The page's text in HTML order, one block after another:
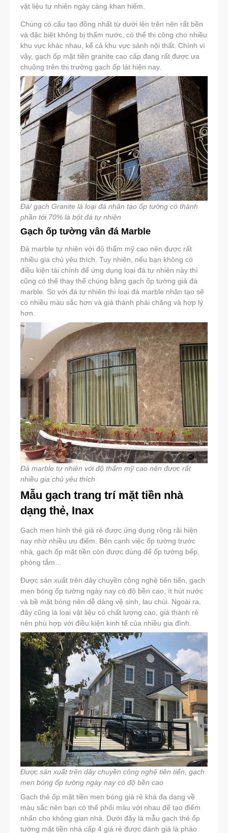
vật liệu tự nhiên ngày càng khan hiếm.
Chúng có cấu tạo đồng nhất từ dưới lên trên nên rất bền
và đặc biệt không bị thấm nước, có thể thi công cho nhiều
khu vực khác nhau, kể cả khu vực sảnh nội thất. Chính vì
vậy, gạch ốp mặt tiền granite cao cấp đang rất được ưa
chuộng trên thị trường gạch ốp lát hiện nay.
Đá/ gạch Granite là loại đá nhân tạo ốp tường có thành
phần tới 70% là bột đá tự nhiên
Gạch ốp tường vân đá Marble
Đá marble tự nhiên với độ thẩm mỹ cao nên được rất
nhiều gia chủ yêu thích. Tuy nhiên, nếu bạn không có
điều kiện tài chính để ứng dụng loại đá tự nhiên này thì
cũng có thể thay thế chúng bằng gạch ốp tường giả đá
marble. So với đá tự nhiên thì loại đá marble nhân tạo sẽ
có nhiều màu sắc hơn và giá thành phải chăng và hợp lý
hơn.
Đá marble tự nhiên với độ thẩm mỹ cao nên được rất
nhiều gia chủ yêu thích
Mẫu gạch trang trí mặt tiền nhà
dạng thẻ, Inax
Gạch men hình thẻ giá rẻ được ứng dụng rộng rãi hiện
nay nhờ nhiều ưu điểm. Bên cạnh việc ốp tường trước
nhà, gạch ốp mặt tiền còn được dùng để ốp tường bếp,
phòng tắm…
Được sản xuất trên dây chuyền công nghệ tiên tiến, gạch
men bóng ốp tường ngày nay có độ bền cao, ít hút nước
và bề mặt bóng nên dễ dàng vệ sinh, lau chùi. Ngoài ra,
đây cũng là loại vật liệu có chất lượng cao, giá thành rẻ
nên phù hợp với điều kiện kinh tế của nhiều gia đình.
Được sản xuất trên dây chuyền công nghệ tiên tiến, gạch
men bóng ốp tường ngày nay có độ bền cao
Gạch thẻ ốp mặt tiền men bóng giá rẻ khá đa dạng về
màu sắc nên bạn có thể phối màu với nhau để tạo điểm
nhấn cho không gian nhà. Dưới đây là mẫu gạch thẻ ốp
tường mặt tiền nhà cấp 4 giá rẻ được đánh giá là phào